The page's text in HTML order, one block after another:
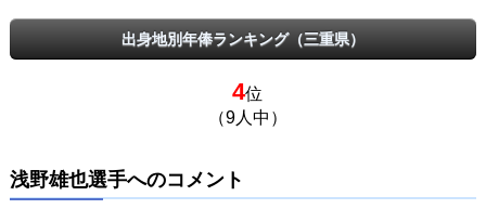
出身地別年俸ランキング（三重県）
4位
（9人中）
浅野雄也選手へのコメント